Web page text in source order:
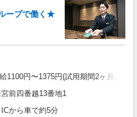
ープで働く★
1100円〜1375円(試用期間2ヶ月)
前四番越13番地1
から車で約5分